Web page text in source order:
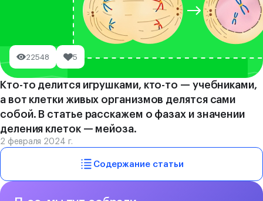
22548 5
Кто-то делится игрушками, кто-то — учебниками,
а вот клетки живых организмов делятся сами
собой. В статье расскажем о фазах и значении
деления клеток — мейоза.
2 февраля 2024 г.
Содержание статьи